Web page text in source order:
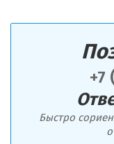
+7
Быстро